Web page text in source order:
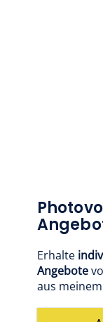
Erhalte
Angebote
aus